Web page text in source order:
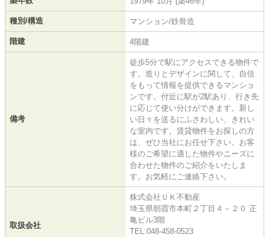
種別/構造 マンション/鉄骨造
階建 4階建
備考
徒歩5分で駅にアクセスできる物件で
す。造りとデザインに関して、自信
をもって情報を提供できるマンショ
ンです。付近に駅が2駅あり、行き先
に応じて使い分けができます。新し
い日々を送るにふさわしい、きれい
な室内です。賃貸物件をお探しの方
は、ぜひ当社にお任せ下さい。お客
様のご希望に適した物件やニーズに
合わせた物件のご紹介をいたしま
す。お気軽にご連絡下さい。
取扱会社
株式会社ＵＫ不動産
埼玉県朝霞市本町２丁目４－２０ 正
亀ビル3階
TEL:048-458-0523